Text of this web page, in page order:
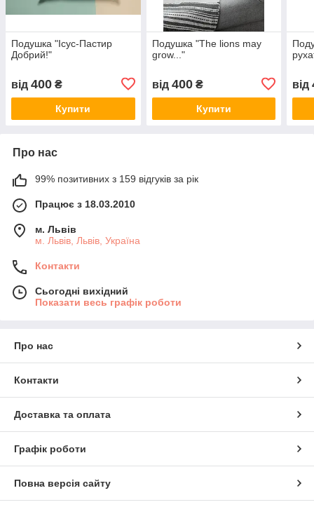
Подушка "Ісус-Пастир
Добрий!"
від 400 ₴
Купити
Подушка "The lions may
grow..."
від 400₴
Купити
від
Про нас
99% позитивних з 159 відгуків за рік
Працює з 18.03.2010
м. Львів
м. Львів, Львів, Україна
Контакти
Сьогодні вихідний
Показати весь графік роботи
Про нас
Контакти
Доставка та оплата
Графік роботи
Повна версія сайту